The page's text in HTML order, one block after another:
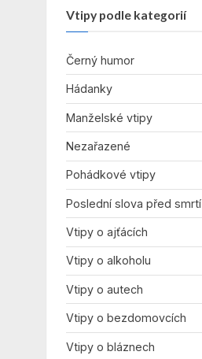
Vtipy podle kategorií
Černý humor
Hádanky
Manželské vtipy
Nezařazené
Pohádkové vtipy
Poslední slova před smrtí
Vtipy o ajťácích
Vtipy o alkoholu
Vtipy o autech
Vtipy o bezdomovcích
Vtipy o bláznech